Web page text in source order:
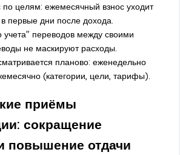
по целям: ежемесячный взнос уходит
первые дни после дохода.
учета" переводов между своими
не маскируют расходы.
планово: еженедельно
(категории, цели, тарифы).
приёмы
сокращение
повышение отдачи